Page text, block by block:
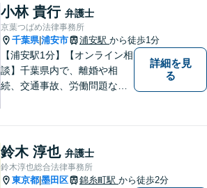
分野あり】民間企業出身の弁
護士が、経営者・ビジネスパ
ーソンの悩みに「速く・適切
に」対応。
小林 貴行 弁護士
京葉つばめ法律事務所
千葉県|浦安市 浦安駅 から徒歩1分
【浦安駅1分】【オンライン相
談】千葉県内で、離婚や相
続、交通事故、労働問題な
た」と思っていただけるよ
う、誠実に対応いたします。
【相談しやすい法律事務所】
詳細を見
る
鈴木 淳也 弁護士
鈴木淳也総合法律事務所
東京都 墨田区 錦糸町駅 から徒歩2分